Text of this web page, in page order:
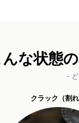
んな状態
-
クラック（割れ